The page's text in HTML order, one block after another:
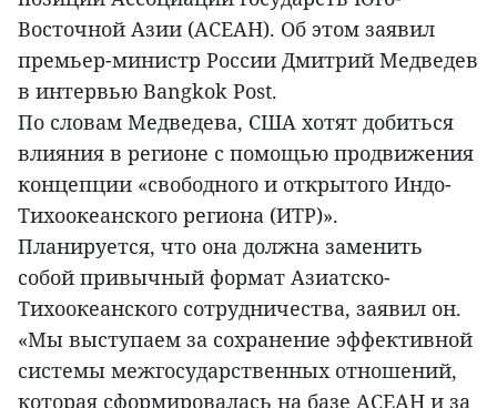
Восточной Азии (АСЕАН). Об этом заявил
премьер-министр России Дмитрий Медведев
в интервью Bangkok Post.
По словам Медведева, США хотят добиться
влияния в регионе с помощью продвижения
концепции «свободного и открытого Индо-
Тихоокеанского региона (ИТР)».
Планируется, что она должна заменить
собой привычный формат Азиатско-
Тихоокеанского сотрудничества, заявил он.
«Мы выступаем за сохранение эффективной
системы межгосударственных отношений,
которая сформировалась на базе АСЕАН и за